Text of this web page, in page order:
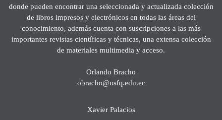
donde pueden encontrar una seleccionada y actualizada colección
de libros impresos y electrónicos en todas las áreas del
conocimiento, además cuenta con suscripciones a las más
importantes revistas científicas y técnicas, una extensa colección
de materiales multimedia y acceso.
Orlando Bracho
obracho@usfq.edu.ec
Xavier Palacios